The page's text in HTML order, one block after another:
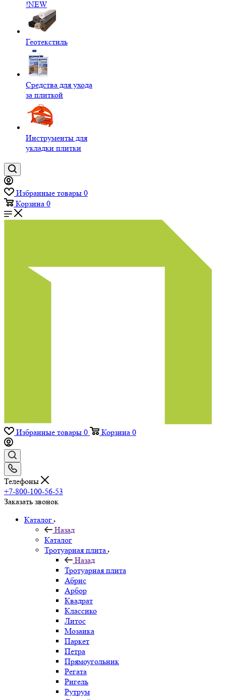
!NEW
Геотекстиль
Средства для ухода
за плиткой
Инструменты для
укладки плитки
Избранные товары 0
Корзина 0
Избранные товары 0 Корзина 0
Телефоны
+7-800-100-56-53
Заказать звонок
Каталог
Назад
Каталог
Тротуарная плита
Назад
Тротуарная плита
Абрис
Арбор
Квадрат
Классико
Литос
Мозаика
Паркет
Петра
Прямоугольник
Регата
Ригель
Рутрум